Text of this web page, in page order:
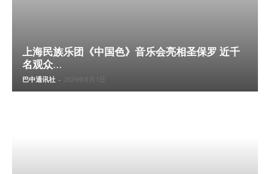
上海民族乐团《中国色》音乐会亮相圣保罗 近千
名观众...
巴中通讯社 - 2026年8月1日